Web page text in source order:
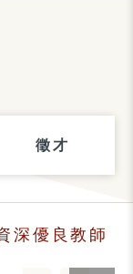
徵才
深優良教師